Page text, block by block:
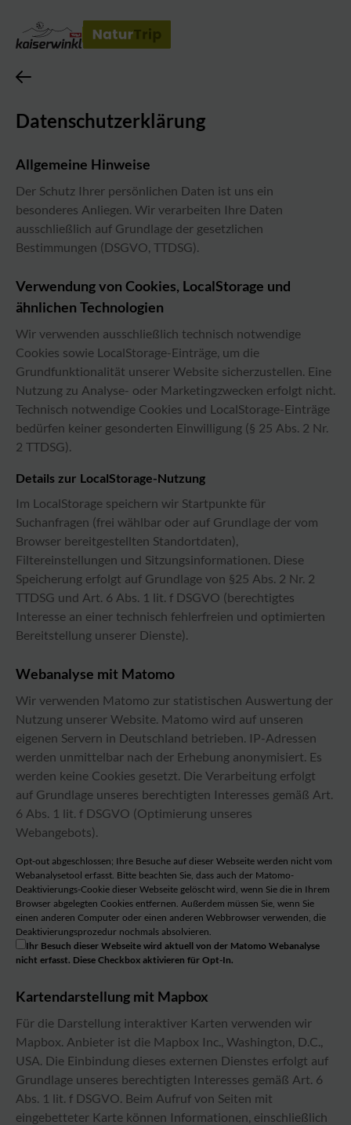
Datenschutzerklärung
Allgemeine Hinweise
Der Schutz Ihrer persönlichen Daten ist uns ein
besonderes Anliegen. Wir verarbeiten Ihre Daten
ausschließlich auf Grundlage der gesetzlichen
Bestimmungen (DSGVO, TTDSG).
Verwendung von Cookies, LocalStorage und
ähnlichen Technologien
Wir verwenden ausschließlich technisch notwendige
Cookies sowie LocalStorage-Einträge, um die
Grundfunktionalität unserer Website sicherzustellen. Eine
Nutzung zu Analyse- oder Marketingzwecken erfolgt nicht.
Technisch notwendige Cookies und LocalStorage-Einträge
bedürfen keiner gesonderten Einwilligung (§ 25 Abs. 2 Nr.
2 TTDSG).
Details zur LocalStorage-Nutzung
Im LocalStorage speichern wir Startpunkte für
Suchanfragen (frei wählbar oder auf Grundlage der vom
Browser bereitgestellten Standortdaten),
Filtereinstellungen und Sitzungsinformationen. Diese
Speicherung erfolgt auf Grundlage von §25 Abs. 2 Nr. 2
TTDSG und Art. 6 Abs. 1 lit. f DSGVO (berechtigtes
Interesse an einer technisch fehlerfreien und optimierten
Bereitstellung unserer Dienste).
Webanalyse mit Matomo
Wir verwenden Matomo zur statistischen Auswertung der
Nutzung unserer Website. Matomo wird auf unseren
eigenen Servern in Deutschland betrieben. IP-Adressen
werden unmittelbar nach der Erhebung anonymisiert. Es
werden keine Cookies gesetzt. Die Verarbeitung erfolgt
auf Grundlage unseres berechtigten Interesses gemäß Art.
6 Abs. 1 lit. f DSGVO (Optimierung unseres
Webangebots).
Opt-out abgeschlossen; Ihre Besuche auf dieser Webseite werden nicht vom
Webanalysetool erfasst. Bitte beachten Sie, dass auch der Matomo-
Deaktivierungs-Cookie dieser Webseite gelöscht wird, wenn Sie die in Ihrem
Browser abgelegten Cookies entfernen. Außerdem müssen Sie, wenn Sie
einen anderen Computer oder einen anderen Webbrowser verwenden, die
Deaktivierungsprozedur nochmals absolvieren.
Ihr Besuch dieser Webseite wird aktuell von der Matomo Webanalyse
nicht erfasst. Diese Checkbox aktivieren für Opt-In.
Kartendarstellung mit Mapbox
Für die Darstellung interaktiver Karten verwenden wir
Mapbox. Anbieter ist die Mapbox Inc., Washington, D.C.,
USA. Die Einbindung dieses externen Dienstes erfolgt auf
Grundlage unseres berechtigten Interesses gemäß Art. 6
Abs. 1 lit. f DSGVO. Beim Aufruf von Seiten mit
eingebetteter Karte können Informationen, einschließlich